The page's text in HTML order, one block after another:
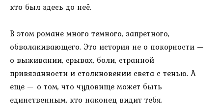
кто был здесь до неё.
В этом романе много темного, запретного,
обволакивающего. Это история не о покорности —
о выживании, срывах, боли, странной
привязанности и столкновении света с тенью. А
еще — о том, что чудовище может быть
единственным, кто наконец видит тебя.